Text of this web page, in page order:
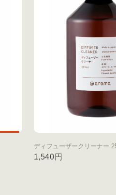
ディフューザークリーナー
1,540円